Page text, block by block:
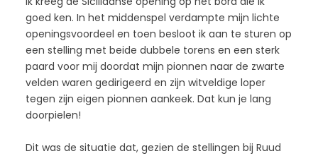
goed ken. In het middenspel verdampte mijn lichte
openingsvoordeel en toen besloot ik aan te sturen op
een stelling met beide dubbele torens en een sterk
paard voor mij doordat mijn pionnen naar de zwarte
velden waren gedirigeerd en zijn witveldige loper
tegen zijn eigen pionnen aankeek. Dat kun je lang
doorpielen!
Dit was de situatie dat, gezien de stellingen bij Ruud